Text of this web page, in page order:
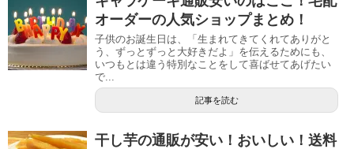
オーダーの人気ショップまとめ！
子供のお誕生日は、「生まれてきてくれてありがと
う、ずっとずっと大好きだよ」を伝えるためにも、
いつもとは違う特別なことをして喜ばせてあげたい
で...
記事を読む
干し芋の通販が安い！おいしい！送料